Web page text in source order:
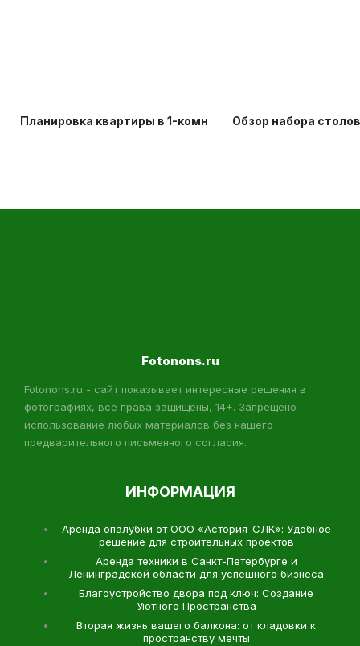
Планировка квартиры в 1-комнатной хрущевке: идеи
Обзор набора
Fotonons.ru
Fotonons.ru - сайт показывает интересные решения в
фотографиях, все права защищены, 14+. Запрещено
использование любых материалов без нашего
предварительного письменного согласия.
ИНФОРМАЦИЯ
Аренда опалубки от ООО «Астория-СЛК»: Удобное
решение для строительных проектов
Аренда техники в Санкт-Петербурге и
Ленинградской области для успешного бизнеса
Благоустройство двора под ключ: Создание
Уютного Пространства
Вторая жизнь вашего балкона: от кладовки к
пространству мечты